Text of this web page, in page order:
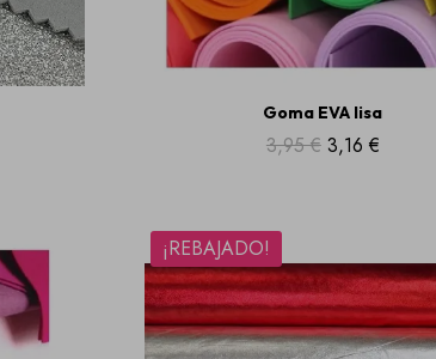
Goma EVA lisa
3,95 € 3,16 €
¡REBAJADO!